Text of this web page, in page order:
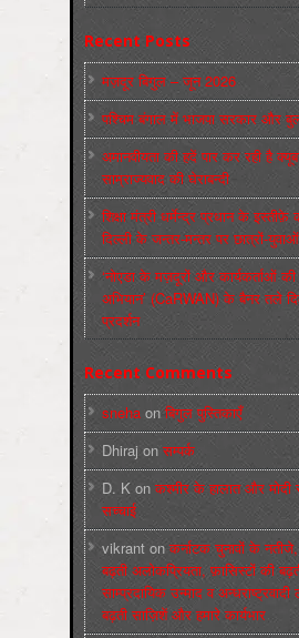
Recent Posts
मज़दूर बिगुल – जून 2026
पश्चिम बंगाल में भाजपा सरकार और
अमानवीयता की हदें पार कर रही है
साम्राज्यवाद की घेराबन्दी
शिक्षा मंत्री धर्मेन्द्र प्रधान के
दिल्ली के जन्तर-मन्तर पर छात्रों-
‘नोएडा के मज़दूरों और कार्यकर्ताओं की
अभियान’ (CaRWAN) के बैनर तले
प्रदर्शन
Recent Comments
sneha on बिगुल पुस्तिकाएँ
Dhiraj on सम्पर्क
D. K on कश्मीर के हालात और मोदी
सच्चाई
vikrant onकर्नाटक चुनावों के
बढ़ती अलोकप्रियता, फ़ासिस्टों की
साम्प्रदायिक उन्माद व
बढ़ती साज़िशें और हमारे कार्यभार